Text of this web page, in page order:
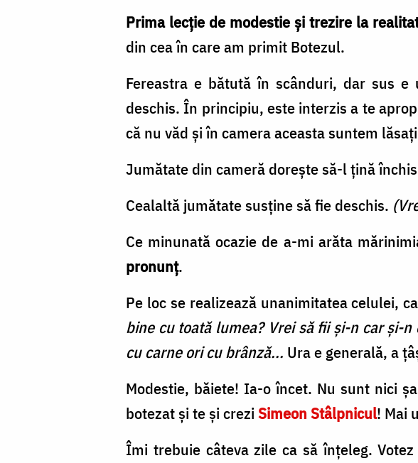
Prima lecție de modestie și trezire la
din cea în care am primit Botezul.
Fereastra e bătută în scânduri, dar sus
deschis. În principiu, este interzis a te
că nu văd și în camera aceasta suntem
Jumătate din cameră dorește să-l țină
Cealaltă jumătate susține să fie deschis.
Ce minunată ocazie de a-mi arăta
pronunț.
Pe loc se realizează unanimitatea celulei,
bine cu toată lumea? Vrei să fii și-n car și-
cu carne ori cu brânză... Ura e generală, a
Modestie, băiete! Ia-o încet. Nu sunt nici
botezat și te și crezi Simeon Stâlpnicul! Mai
Îmi trebuie câteva zile ca să înțeleg.